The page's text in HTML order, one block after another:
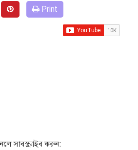
Print
সাবস্ক্রাইব করুন: